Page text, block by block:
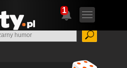
1